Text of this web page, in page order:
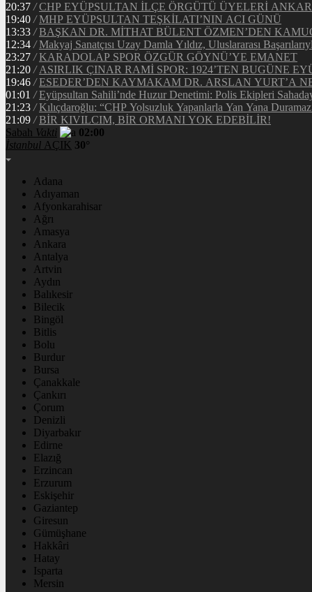
20:37 / CHP EYÜPSULTAN İLÇE ÖRGÜTÜ ÜYELERİ
19:40 / MHP EYÜPSULTAN TEŞKİLATI’NIN ACI GÜNÜ
13:33 / BAŞKAN DR. MİTHAT BÜLENT ÖZMEN’DEN
12:34 / Makyaj Sanatçısı Uzay Damla Yıldız, Uluslararası
23:27 / KARADOLAP SPOR ÖZGÜR GÖYNÜ’YE EMANET
21:20 / ASIRLIK ÇINAR RAMİ SPOR: 1924’TEN BUGÜNE
19:46 / ESEDER’DEN KAYMAKAM DR. ARSLAN YURT’A
01:01 / Eyüpsultan Sahili’nde Huzur Denetimi: Polis Ekipleri
21:23 / Kılıçdaroğlu: “CHP Yolsuzluk Yapanlarla Yan Yana
21:09 / BİR KIVILCIM, BİR ORMANI YOK EDEBİLİR!
Sabah Vakti
02:00
İstanbul AÇIK 30°
Adana
Adıyaman
Afyonkarahisar
Ağrı
Amasya
Ankara
Antalya
Artvin
Aydın
Balıkesir
Bilecik
Bingöl
Bitlis
Bolu
Burdur
Bursa
Çanakkale
Çankırı
Çorum
Denizli
Diyarbakır
Edirne
Elazığ
Erzincan
Erzurum
Eskişehir
Gaziantep
Giresun
Gümüşhane
Hakkâri
Hatay
Isparta
Mersin